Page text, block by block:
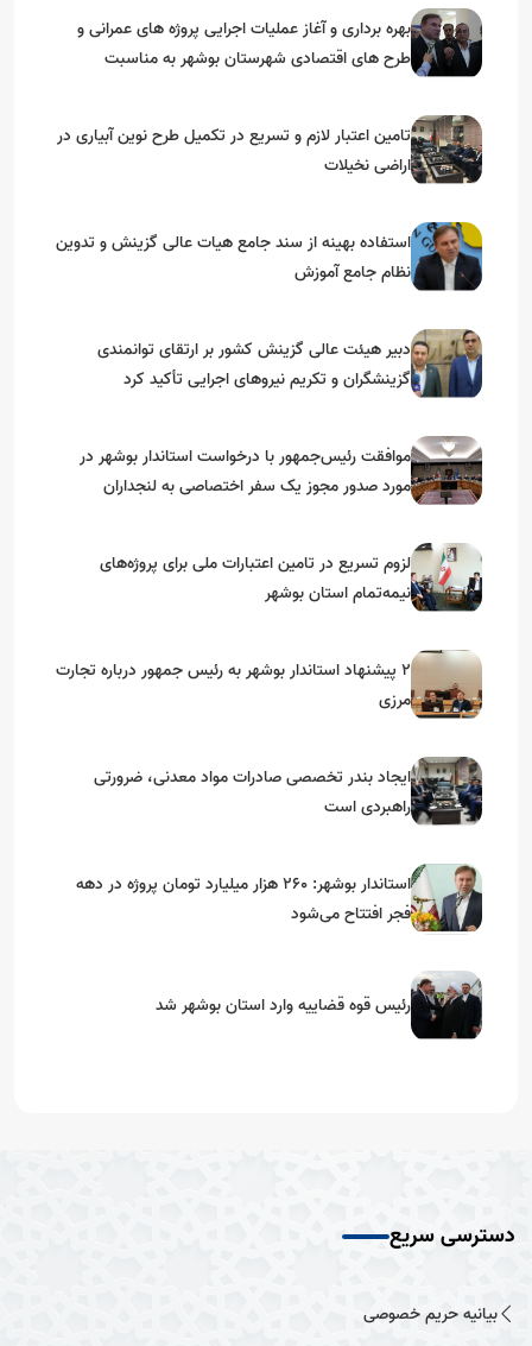
بهره برداری و آغاز عملیات اجرایی پروژه های عمرانی و
طرح های اقتصادی شهرستان بوشهر به مناسبت
تامین اعتبار لازم و تسریع در تکمیل طرح نوین آبیاری در
اراضی نخیلات
استفاده بهینه از سند جامع هیات عالی گزینش و‌ تدوین
نظام جامع آموزش
دبیر هیئت عالی گزینش کشور بر ارتقای توانمندی
گزینشگران و تکریم نیروهای اجرایی تأکید کرد
موافقت رئیس‌جمهور با درخواست استاندار بوشهر در
مورد صدور مجوز یک سفر اختصاصی به لنجداران
لزوم تسریع در تامین اعتبارات ملی برای پروژه‌های
نیمه‌تمام استان بوشهر
۲ پیشنهاد استاندار بوشهر به رئیس جمهور درباره تجارت
مرزی
ایجاد بندر تخصصی صادرات مواد معدنی، ضرورتی
راهبردی است
استاندار بوشهر: ۲۶۰ هزار میلیارد تومان پروژه در دهه
فجر افتتاح می‌شود
رئیس قوه قضاییه وارد استان بوشهر شد
دسترسی سریع
بیانیه حریم خصوصی